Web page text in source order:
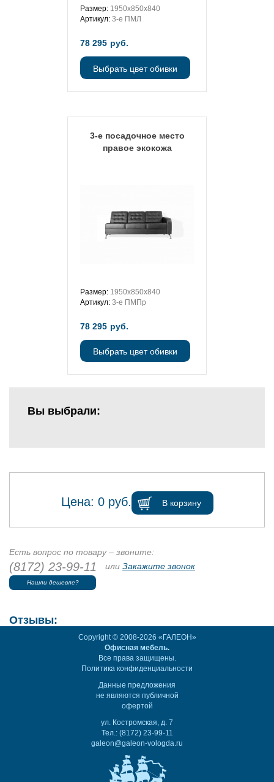
Размер: 1950х850х840
Артикул: 3-е ПМЛ
78 295 руб.
Выбрать цвет обивки
3-е посадочное место
правое экокожа
Размер: 1950х850х840
Артикул: 3-е ПМПр
78 295 руб.
Выбрать цвет обивки
Вы выбрали:
Цена: 0руб. В корзину
Есть вопрос по товару – звоните:
(8172) 23-99-11 или Закажите звонок
Нашли дешевле?
Отзывы:
Copyright © 2008-2026 «ГАЛЕОН»
Офисная мебель.
Все права защищены.
Политика конфиденциальности
Данные предложения
не являются публичной
офертой
ул. Костромская, д. 7
Тел.: (8172) 23-99-11
galeon@galeon-vologda.ru